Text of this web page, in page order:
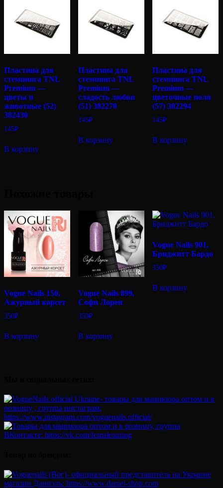
Пластина для
стемпинга TNL
Premium —
цветы и
животные (52)
382430
145₽
В корзину
Пластина для
стемпинга TNL
Premium —
сладость любви
(51) 382270
145₽
В корзину
Пластина для
стемпинга TNL
Premium —
цветочные поля
(57) 382294
145₽
В корзину
Vogue Nails 150,
Ажурный корсет
350₽
В корзину
Vogue Nails 899,
Софи Лорен
350₽
В корзину
Vogue Nails 901,
Бриджитт Бардо
350₽
В корзину